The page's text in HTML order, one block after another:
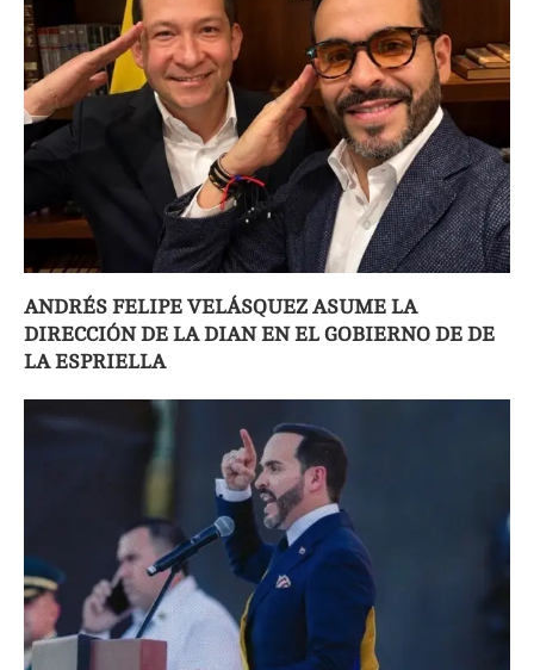
ANDRÉS FELIPE VELÁSQUEZ ASUME LA
DIRECCIÓN DE LA DIAN EN EL GOBIERNO DE DE
LA ESPRIELLA